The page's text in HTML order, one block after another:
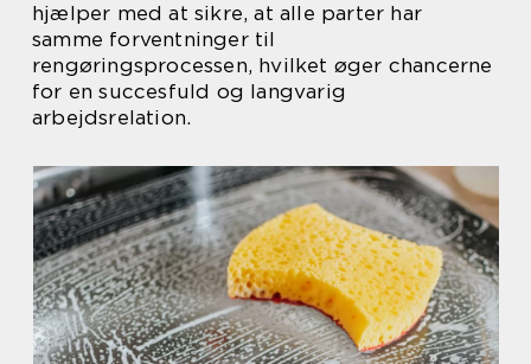
hjælper med at sikre, at alle parter har
samme forventninger til
rengøringsprocessen, hvilket øger chancerne
for en succesfuld og langvarig
arbejdsrelation.